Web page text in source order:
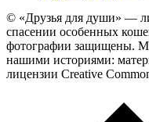
© «Друзья для души» —
спасении особенных
фотографии защищены.
нашими историями:
лицензии Creative